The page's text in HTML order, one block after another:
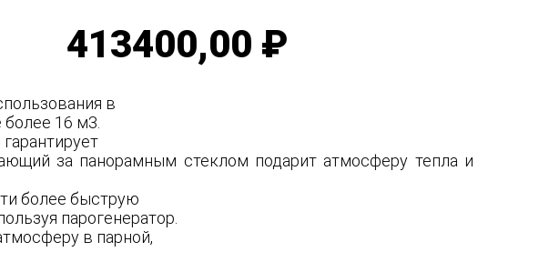
413400,00 ₽
в
16 м3.
за панорамным стеклом подарит атмосферу тепла и
более быструю
парогенератор.
в парной,